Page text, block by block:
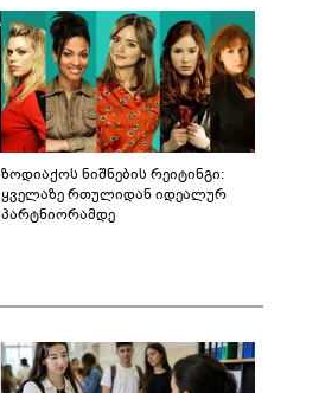
ზოდიაქოს ნიშნების რეიტინგი:
ყველაზე რთულიდან იდეალურ
პარტნიორამდე